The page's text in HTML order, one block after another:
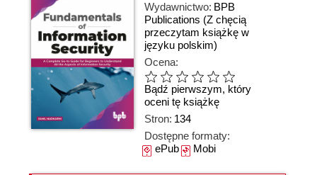
Wydawnictwo: BPB
Publications (Z chęcią
przeczytam książkę w
języku polskim)
Ocena:
Bądź pierwszym, który
oceni tę książkę
Stron: 134
Dostępne formaty:
ePubMobi